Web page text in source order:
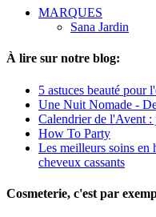
MARQUES
Sana Jardin
À lire sur notre blog:
5 astuces beauté pour
Une Nuit Nomade -
Calendrier de l'Avent :
How To Party
Les meilleurs soins en
cheveux cassants
Cosmeterie, c'est par